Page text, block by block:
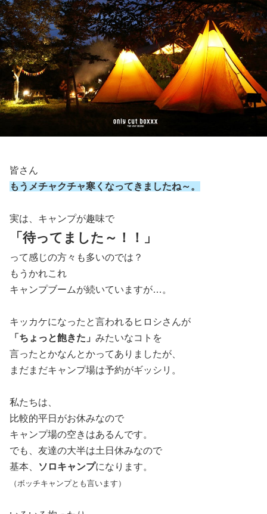
皆さん
もうメチャクチャ寒くなってきましたね～。
実は、キャンプが趣味で
「待ってました～！！」
って感じの方々も多いのでは？
もうかれこれ
キャンプブームが続いていますが…。
キッカケになったと言われるヒロシさんが
「ちょっと飽きた」 みたいなコトを
言ったとかなんとかってありましたが、
まだまだキャンプ場は予約がギッシリ。
私たちは、
比較的平日がお休みなので
キャンプ場の空きはあるんです。
でも、友達の大半は土日休みなので
基本、
ソロキャンプになります。
（ボッチキャンプとも言います）